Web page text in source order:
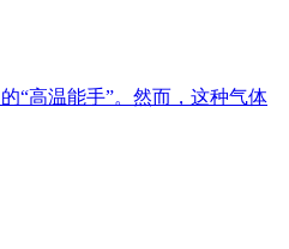
“高温能手”。然而，这种气体